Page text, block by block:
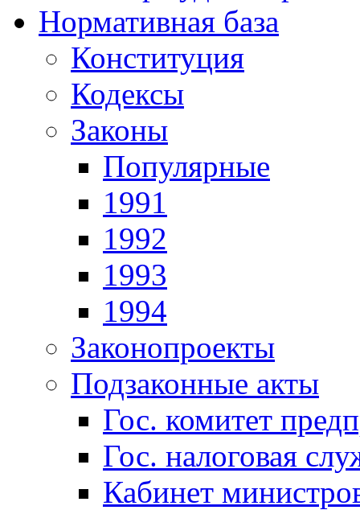
Нормативная база
Конституция
Кодексы
Законы
Популярные
1991
1992
1993
1994
Законопроекты
Подзаконные акты
Гос. комитет
Гос. налоговая
Кабинет